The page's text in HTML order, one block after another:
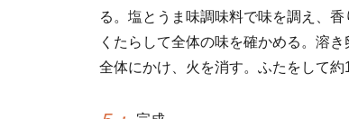
る。塩とうま味調味料で味を調え、
くたらして全体の味を確かめる。溶
全体にかけ、火を消す。ふたをして約